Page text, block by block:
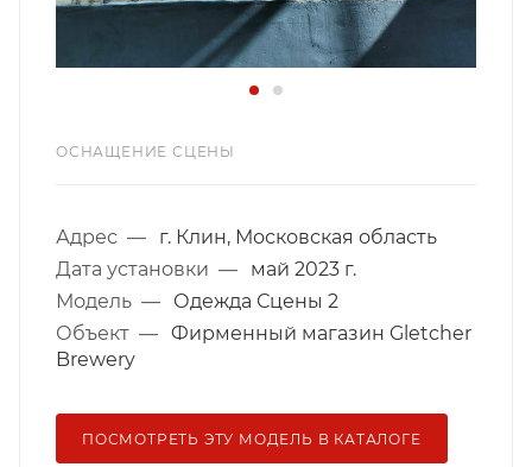
ОСНАЩЕНИЕ СЦЕНЫ
Адрес —
г. Клин, Московская область
Дата установки —
май 2023 г.
Модель —
Одежда Сцены 2
Объект — Фирменный магазин Gletcher
Brewery
ПОСМОТРЕТЬ ЭТУ МОДЕЛЬ В КАТАЛОГЕ